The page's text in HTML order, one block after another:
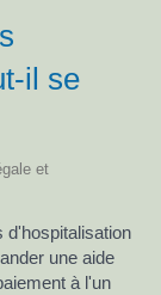
il se
et
d'hospitalisation
une aide
à l'un